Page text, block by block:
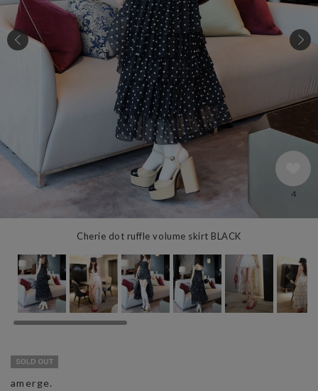
Cherie dot ruffle volume skirt BLACK
4
amerge.